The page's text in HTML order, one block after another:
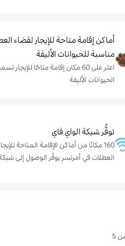
أماكن إقامة متاحة للإيجار لقضاء
مناسبة للحيوانات الأليفة
اعثر على 60 مكان إقامة متاحًا
الحيوانات الأليفة
توفُّر شبكة الواي فاي
160 مكانًا من أماكن الإقامة المتاحة
العطلات في أمرتسر يوفّر الوصول إلى